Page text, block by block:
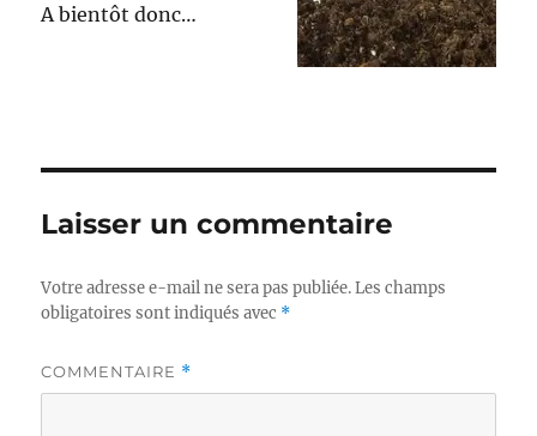
A bientôt donc…
Laisser un commentaire
Votre adresse e-mail ne sera pas publiée. Les champs
obligatoires sont indiqués avec *
COMMENTAIRE *